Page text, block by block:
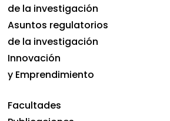
de la investigación
Asuntos regulatorios
de la investigación
Innovación
y Emprendimiento
Facultades